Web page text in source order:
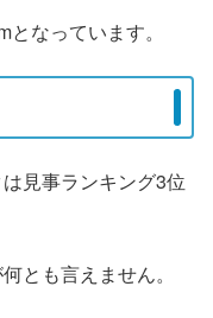
なっています。
見事ランキング3位
とも言えません。